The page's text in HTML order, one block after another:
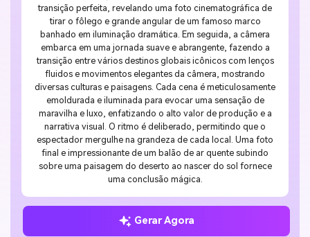
transição perfeita, revelando uma foto cinematográfica de
tirar o fôlego e grande angular de um famoso marco
banhado em iluminação dramática. Em seguida, a câmera
embarca em uma jornada suave e abrangente, fazendo a
transição entre vários destinos globais icônicos com lenços
fluidos e movimentos elegantes da câmera, mostrando
diversas culturas e paisagens. Cada cena é meticulosamente
emoldurada e iluminada para evocar uma sensação de
maravilha e luxo, enfatizando o alto valor de produção e a
narrativa visual. O ritmo é deliberado, permitindo que o
espectador mergulhe na grandeza de cada local. Uma foto
final e impressionante de um balão de ar quente subindo
sobre uma paisagem do deserto ao nascer do sol fornece
uma conclusão mágica.
Gerar Agora